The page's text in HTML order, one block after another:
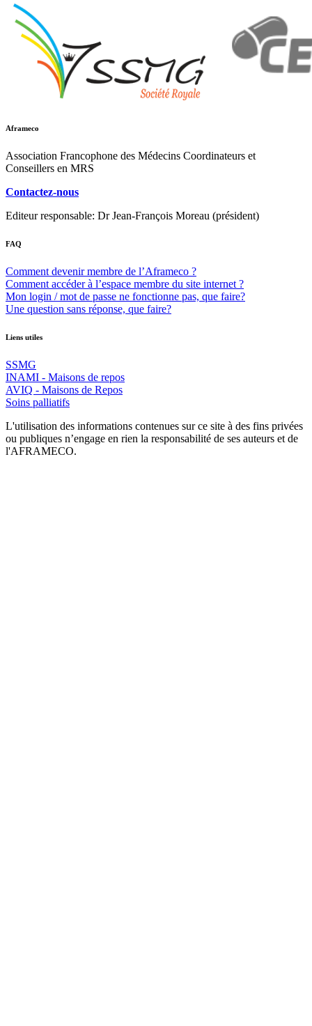
Aframeco
Association Francophone des Médecins Coordinateurs et
Conseillers en MRS
Contactez-nous
Editeur responsable: Dr Jean-François Moreau (président)
FAQ
Comment devenir membre de l’Aframeco ?
Comment accéder à l’espace membre du site internet ?
Mon login / mot de passe ne fonctionne pas, que faire?
Une question sans réponse, que faire?
Liens utiles
SSMG
INAMI - Maisons de repos
AVIQ - Maisons de Repos
Soins palliatifs
L'utilisation des informations contenues sur ce site à des fins privées
ou publiques n’engage en rien la responsabilité de ses auteurs et de
l'AFRAMECO.